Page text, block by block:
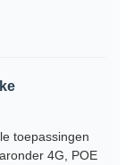
toepassingen
4G, POE